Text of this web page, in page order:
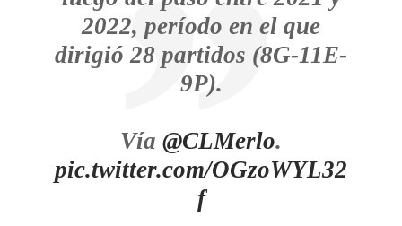
2022, período en el que
dirigió 28 partidos (8G-11E-
9P).
Vía @CLMerlo.
pic.twitter.com/OGzoWYL32
f